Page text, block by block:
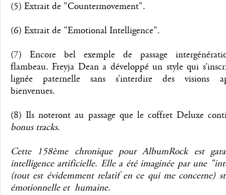
(5) Extrait de "Countermovement".
(6) Extrait de "Emotional Intelligence".
(7) Encore bel exemple de passage
flambeau. Freyja Dean a développé un style qui
lignée paternelle sans s’interdire des visions
bienvenues.
(8) Ils noteront au passage que le coffret Deluxe
bonus tracks.
Cette 158ème chronique pour AlbumRock est
intelligence artificielle. Elle a été imaginée par une
(tout est évidemment relatif en ce qui me concerne)
émotionnelle et humaine.